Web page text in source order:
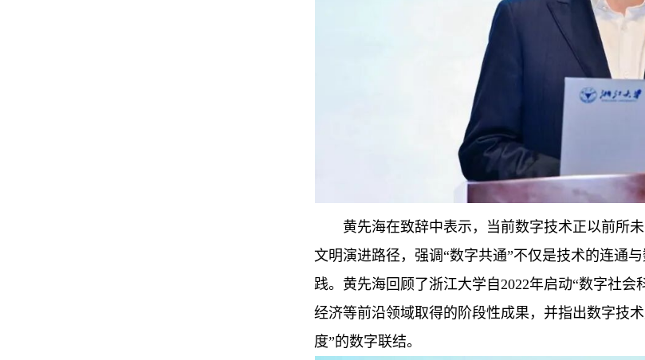
黄先海在致辞中表示，当前数字技术正以前所
文明演进路径，强调“数字共通”不仅是技术的连通
践。黄先海回顾了浙江大学自2022年启动“数字社会
经济等前沿领域取得的阶段性成果，并指出数字技
度”的数字联结。